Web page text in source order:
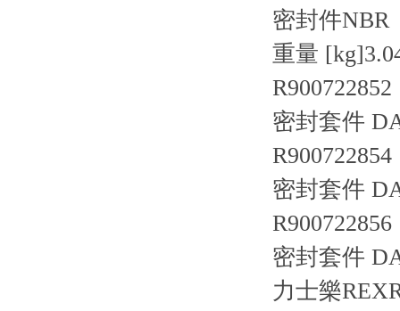
密封件NBR
重量 [kg]
R900722852
密封套件
R900722854
密封套件
R900722856
密封套件
力士樂